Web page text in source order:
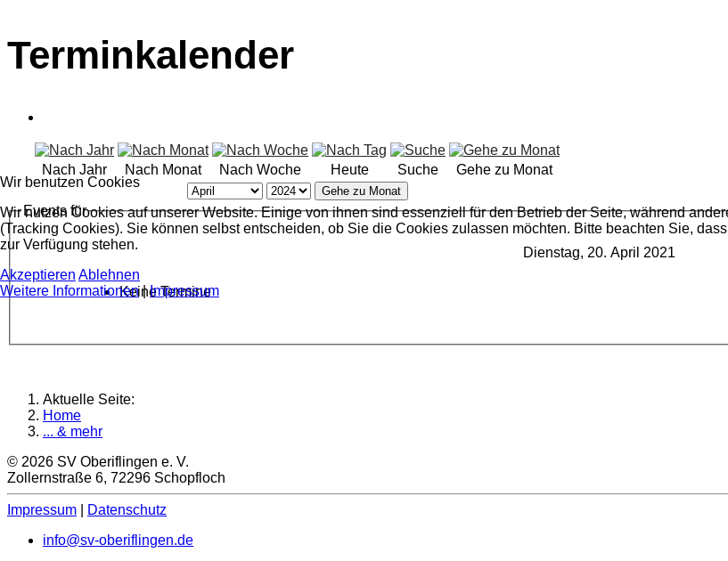
Terminkalender
Nach Jahr Nach Monat Nach Woche Heute Suche Gehe zu Monat
Gehe zu Monat
Events für
Dienstag, 20. April 2021
Keine Termine
Aktuelle Seite:
Home
... & mehr
© 2026 SV Oberiflingen e. V.
Zollernstraße 6, 72296 Schopfloch
Impressum
Datenschutz
info@sv-oberiflingen.de
Wir benutzen Cookies
Wir nutzen Cookies auf unserer Website. Einige von ihnen sind essenziell für den Betrieb der Seite, während
(Tracking Cookies). Sie können selbst entscheiden, ob Sie die Cookies zulassen möchten. Bitte beachten Sie,
zur Verfügung stehen.
Akzeptieren Ablehnen
Weitere Informationen|Impressum